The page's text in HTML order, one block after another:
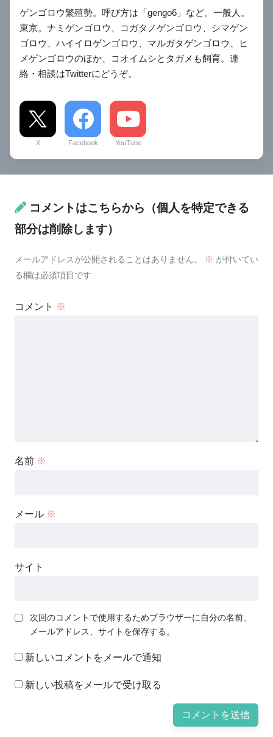
ゲンゴロウ繁殖勢。呼び方は「gengo6」など。一般人。
東京。ナミゲンゴロウ、コガタノゲンゴロウ、シマゲン
ゴロウ、ハイイロゲンゴロウ、マルガタゲンゴロウ、ヒ
メゲンゴロウのほか、コオイムシとタガメも飼育。連
絡・相談はTwitterにどうぞ。
X Facebook YouTube
コメントはこちらから（個人を特定できる
部分は削除します）
メールアドレスが公開されることはありません。 ※ が付いてい
る欄は必須項目です
コメント ※
名前 ※
メール ※
サイト
次回のコメントで使用するためブラウザーに自分の名前、
メールアドレス、サイトを保存する。
新しいコメントをメールで通知
新しい投稿をメールで受け取る